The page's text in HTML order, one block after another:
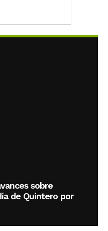
sobre
de Quintero por